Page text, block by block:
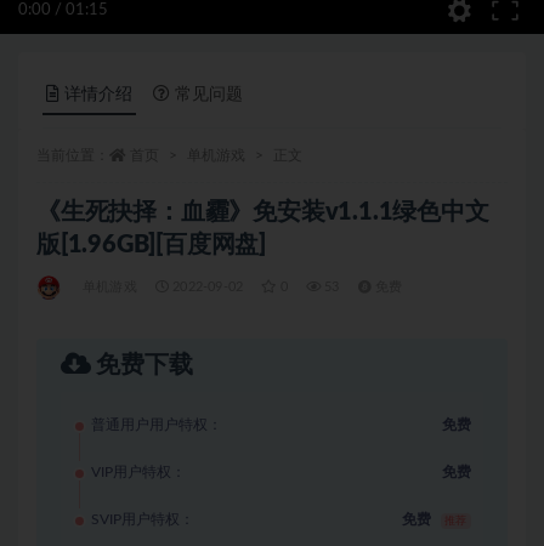
0:00 / 01:15
详情介绍 常见问题
《生死抉择：血霾》免安装v1.1.1绿色中文
版[1.96GB][百度网盘]
免费下载
普通用户用户特权： 免费
VIP用户特权： 免费
SVIP用户特权： 免费